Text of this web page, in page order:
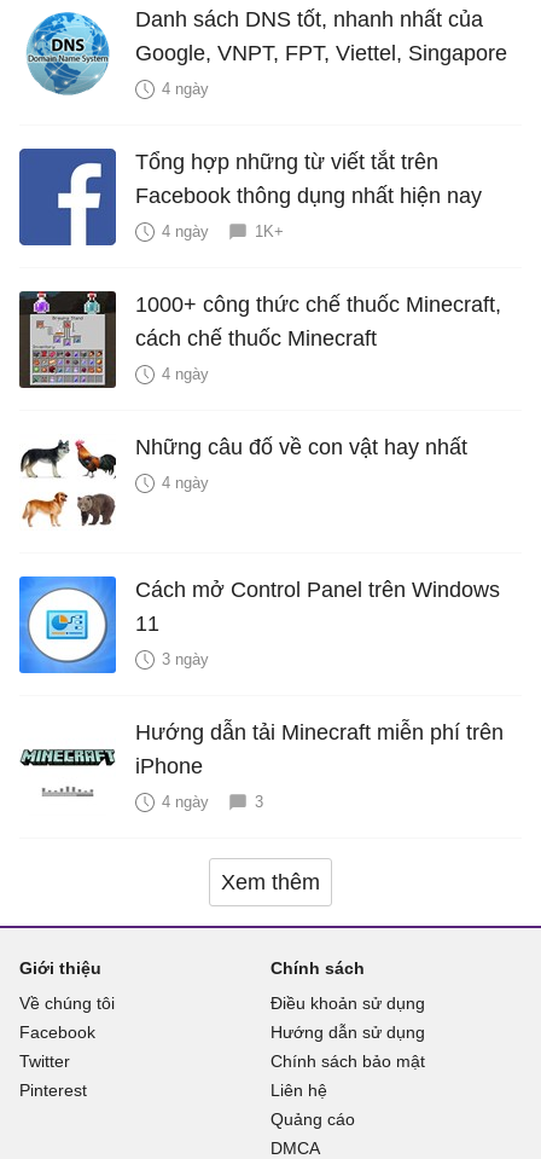
Danh sách DNS tốt, nhanh nhất của
Google, VNPT, FPT, Viettel, Singapore
4 ngày
Tổng hợp những từ viết tắt trên
Facebook thông dụng nhất hiện nay
4 ngày 1K+
1000+ công thức chế thuốc Minecraft,
cách chế thuốc Minecraft
4 ngày
Những câu đố về con vật hay nhất
4 ngày
Cách mở Control Panel trên Windows
11
3 ngày
Hướng dẫn tải Minecraft miễn phí trên
iPhone
4 ngày 3
Xem thêm
Giới thiệu
Về chúng tôi
Facebook
Twitter
Pinterest
Chính sách
Điều khoản sử dụng
Hướng dẫn sử dụng
Chính sách bảo mật
Liên hệ
Quảng cáo
DMCA